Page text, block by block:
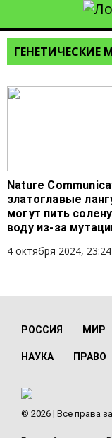
ГЕНЕТИЧЕСКИЕ
Nature
златоглавые
могут пить
воду из-за
4 октября 2024, 23:24
РОССИЯ МИР
НАУКА ПРАВО
© 2026 | Все права